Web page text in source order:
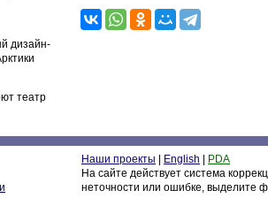
дизайн-
театр
Наши проекты English
PDA
На сайте действует система
неточности или ошибке, выделите